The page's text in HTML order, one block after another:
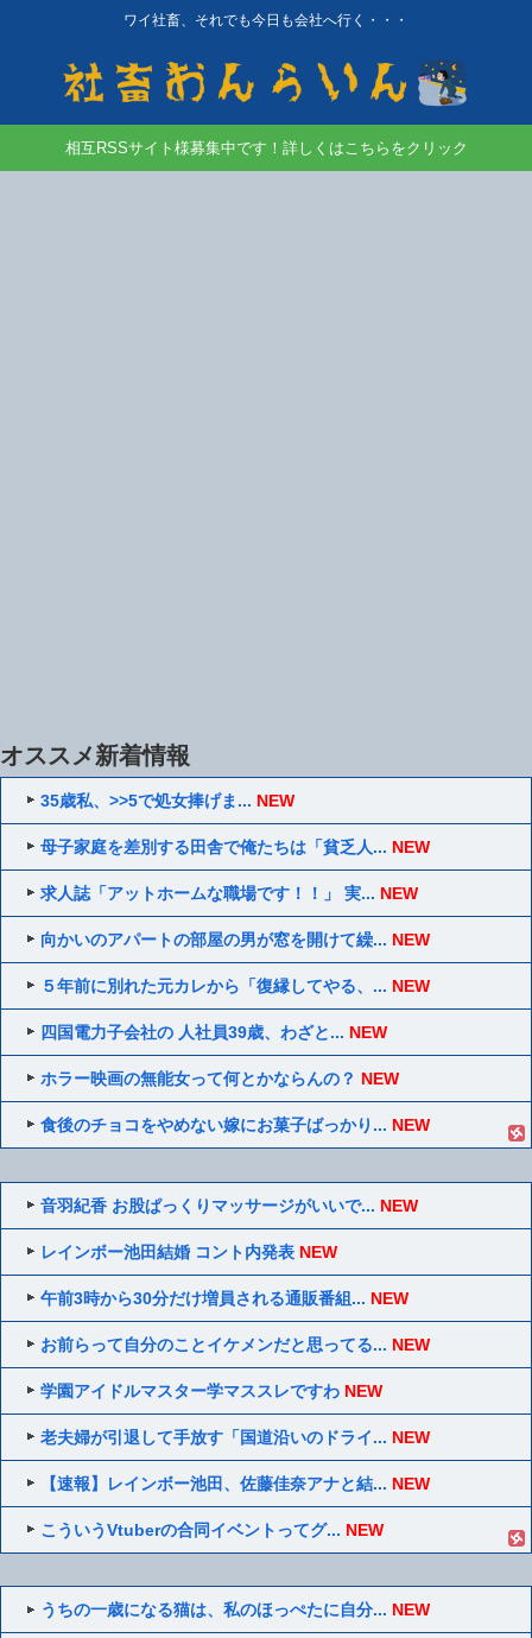
ワイ社畜、それでも今日も会社へ行く・・・
相互RSSサイト様募集中です！詳しくはこちらをクリック
オススメ新着情報
35歳私、>>5で処女捧げま... NEW
母子家庭を差別する田舎で俺たちは「貧乏人... NEW
求人誌「アットホームな職場です！！」 実... NEW
向かいのアパートの部屋の男が窓を開けて繰... NEW
５年前に別れた元カレから「復縁してやる、... NEW
四国電力子会社の 人社員39歳、わざと... NEW
ホラー映画の無能女って何とかならんの？ NEW
食後のチョコをやめない嫁にお菓子ばっかり... NEW
音羽紀香 お股ぱっくりマッサージがいいで... NEW
レインボー池田結婚 コント内発表 NEW
午前3時から30分だけ増員される通販番組... NEW
お前らって自分のことイケメンだと思ってる... NEW
学園アイドルマスター学マススレですわ NEW
老夫婦が引退して手放す「国道沿いのドライ... NEW
【速報】レインボー池田、佐藤佳奈アナと結... NEW
こういうVtuberの合同イベントってグ... NEW
うちの一歳になる猫は、私のほっぺたに自分... NEW